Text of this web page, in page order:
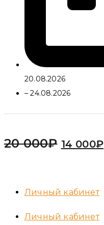
20.08.2026
– 24.08.2026
20 000₽ 14 000₽
Личный кабинет
Личный кабинет